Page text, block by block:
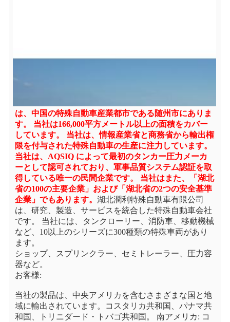
は、中国の特殊自動車産業都市である随州市にありま
す。 当社は166,000平方メートル以上の面積をカバー
しています。 当社は、情報産業省と商務省から輸出権
限を付与された特殊自動車の生産に注力しています。
当社は、AQSIQ によって最初のタンカー圧力メーカ
ーとして認可されており、軍事品質システム認証を取
得している唯一の民間企業です。 当社はまた、「湖北
省の100の主要企業」および「湖北省の2つの安全基準
企業」でもあります。 湖北潤利特殊自動車有限公司
は、研究、製造、サービスを統合した特殊自動車会社
です。 当社には、タンクローリー、消防車、移動機械
など、10以上のシリーズに300種類の特殊車両があり
ます。
ショップ、スプリンクラー、セミトレーラー、圧力容
器など。
お客様:
当社の製品は、中央アメリカを含むさまざまな国と地
域に輸出されています。コスタリカ共和国、パナマ共
和国、トリニダード・トバゴ共和国。 南アメリカ: コ